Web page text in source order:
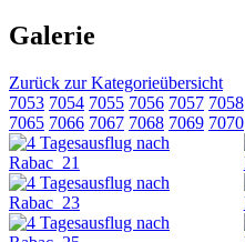
Galerie
Zurück zur Kategorieübersicht
7053 7054 7055 7056 7057 7058
7065 7066 7067 7068 7069 7070